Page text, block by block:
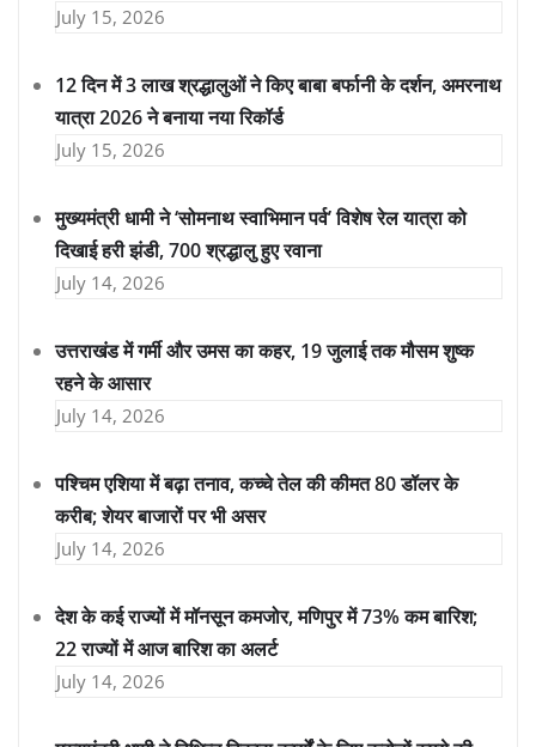
July 15, 2026
12 दिन में 3 लाख श्रद्धालुओं ने किए बाबा बर्फानी के दर्शन, अमरनाथ
यात्रा 2026 ने बनाया नया रिकॉर्ड
July 15, 2026
मुख्यमंत्री धामी ने ‘सोमनाथ स्वाभिमान पर्व’ विशेष रेल यात्रा को
दिखाई हरी झंडी, 700 श्रद्धालु हुए रवाना
July 14, 2026
उत्तराखंड में गर्मी और उमस का कहर, 19 जुलाई तक मौसम शुष्क
रहने के आसार
July 14, 2026
पश्चिम एशिया में बढ़ा तनाव, कच्चे तेल की कीमत 80 डॉलर के
करीब; शेयर बाजारों पर भी असर
July 14, 2026
देश के कई राज्यों में मॉनसून कमजोर, मणिपुर में 73% कम बारिश;
22 राज्यों में आज बारिश का अलर्ट
July 14, 2026